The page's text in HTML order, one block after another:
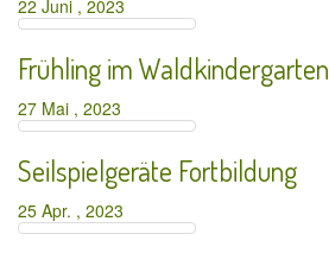
22 Juni , 2023
Frühling im Waldkindergarten
27 Mai , 2023
Seilspielgeräte Fortbildung
25 Apr. , 2023